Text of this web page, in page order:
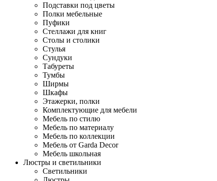
Подставки под цветы
Полки мебельные
Пуфики
Стеллажи для книг
Столы и столики
Стулья
Сундуки
Табуреты
Тумбы
Ширмы
Шкафы
Этажерки, полки
Комплектующие для мебели
Мебель по стилю
Мебель по материалу
Мебель по коллекции
Мебель от Garda Decor
Мебель школьная
Люстры и светильники
Светильники